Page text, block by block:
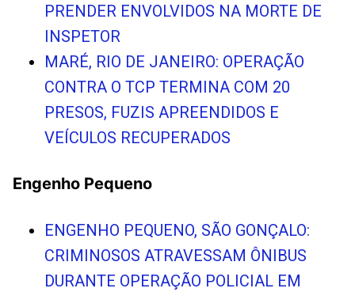
PRENDER ENVOLVIDOS NA MORTE DE
INSPETOR
MARÉ, RIO DE JANEIRO: OPERAÇÃO
CONTRA O TCP TERMINA COM 20
PRESOS, FUZIS APREENDIDOS E
VEÍCULOS RECUPERADOS
Engenho Pequeno
ENGENHO PEQUENO, SÃO GONÇALO:
CRIMINOSOS ATRAVESSAM ÔNIBUS
DURANTE OPERAÇÃO POLICIAL EM